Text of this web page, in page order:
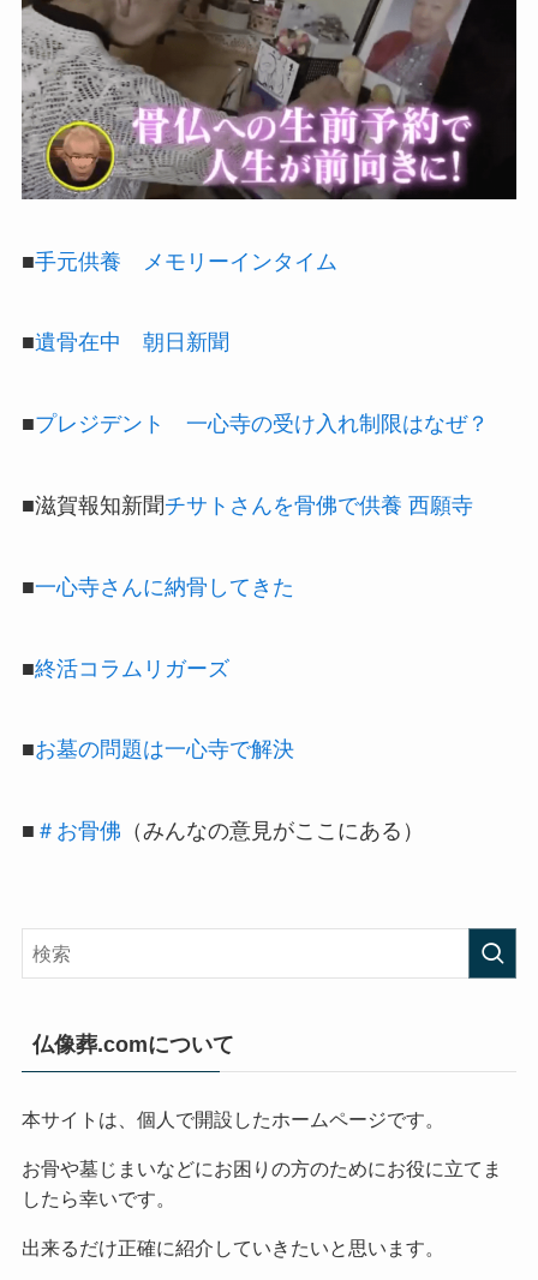
■手元供養 メモリーインタイム
■遺骨在中 朝日新聞
■プレジデント 一心寺の受け入れ制限はなぜ？
■滋賀報知新聞チサトさんを骨佛で供養 西願寺
■一心寺さんに納骨してきた
■終活コラムリガーズ
■お墓の問題は一心寺で解決
■ ＃お骨佛 （みんなの意見がここにある）
仏像葬.comについて
本サイトは、個人で開設したホームページです。
お骨や墓じまいなどにお困りの方のためにお役に立てま
したら幸いです。
出来るだけ正確に紹介していきたいと思います。